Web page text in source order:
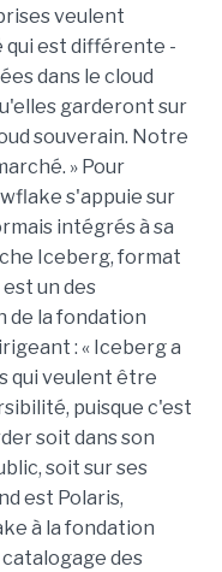
veulent
qui est différente -
dans le cloud
garderont sur
souverain. Notre
» Pour
s'appuie sur
intégrés à sa
Iceberg, format
un des
de la fondation
: « Iceberg a
qui veulent être
puisque c'est
soit dans son
soit sur ses
est Polaris,
à la fondation
des